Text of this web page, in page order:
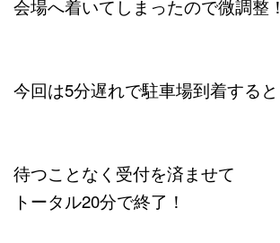
会場へ着いてしまったので微調整！
今回は5分遅れで駐車場到着すると
待つことなく受付を済ませて
トータル20分で終了！